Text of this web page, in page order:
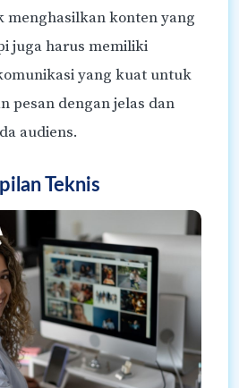
konten yang
juga harus memiliki
yang kuat untuk
pesan dengan jelas dan
audiens.
Teknis